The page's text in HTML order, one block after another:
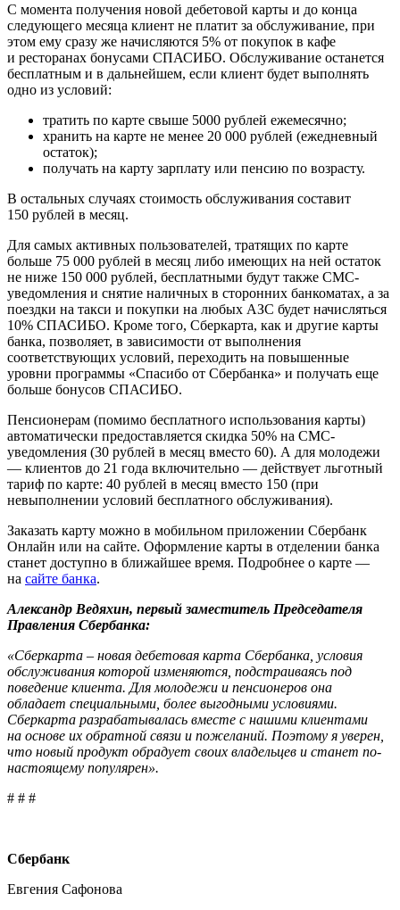
С момента получения новой дебетовой карты и до конца
следующего месяца клиент не платит за обслуживание, при
этом ему сразу же начисляются 5% от покупок в кафе
и ресторанах бонусами СПАСИБО. Обслуживание останется
бесплатным и в дальнейшем, если клиент будет выполнять
одно из условий:
тратить по карте свыше 5000 рублей ежемесячно;
хранить на карте не менее 20 000 рублей (ежедневный
остаток);
получать на карту зарплату или пенсию по возрасту.
В остальных случаях стоимость обслуживания составит
150 рублей в месяц.
Для самых активных пользователей, тратящих по карте
больше 75 000 рублей в месяц либо имеющих на ней остаток
не ниже 150 000 рублей, бесплатными будут также СМС-
уведомления и снятие наличных в сторонних банкоматах, а за
поездки на такси и покупки на любых АЗС будет начисляться
10% СПАСИБО. Кроме того, Сберкарта, как и другие карты
банка, позволяет, в зависимости от выполнения
соответствующих условий, переходить на повышенные
уровни программы «Спасибо от Сбербанка» и получать еще
больше бонусов СПАСИБО.
Пенсионерам (помимо бесплатного использования карты)
автоматически предоставляется скидка 50% на СМС-
уведомления (30 рублей в месяц вместо 60). А для молодежи
— клиентов до 21 года включительно — действует льготный
тариф по карте: 40 рублей в месяц вместо 150 (при
невыполнении условий бесплатного обслуживания).
Заказать карту можно в мобильном приложении Сбербанк
Онлайн или на сайте. Оформление карты в отделении банка
станет доступно в ближайшее время. Подробнее о карте —
на сайте банка.
Александр Ведяхин, первый заместитель Председателя
Правления Сбербанка:
«Сберкарта – новая дебетовая карта Сбербанка, условия
обслуживания которой изменяются, подстраиваясь под
поведение клиента. Для молодежи и пенсионеров она
обладает специальными, более выгодными условиями.
Сберкарта разрабатывалась вместе с нашими клиентами
на основе их обратной связи и пожеланий. Поэтому я уверен,
что новый продукт обрадует своих владельцев и станет по-
настоящему популярен».
# # #
Сбербанк
Евгения Сафонова